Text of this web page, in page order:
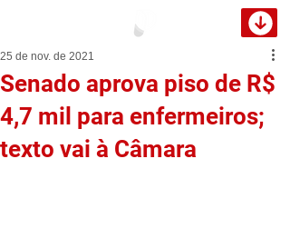
Senado aprova piso de R$
4,7 mil para enfermeiros;
texto vai à Câmara
25 de nov. de 2021